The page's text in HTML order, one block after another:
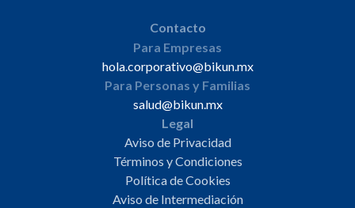
Contacto
Para Empresas
hola.corporativo@bikun.mx
Para Personas y Familias
salud@bikun.mx
Legal
Aviso de Privacidad
Términos y Condiciones
Política de Cookies
Aviso de Intermediación